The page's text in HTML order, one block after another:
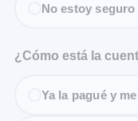
No estoy seguro
¿Cómo está la
Ya la pagué y